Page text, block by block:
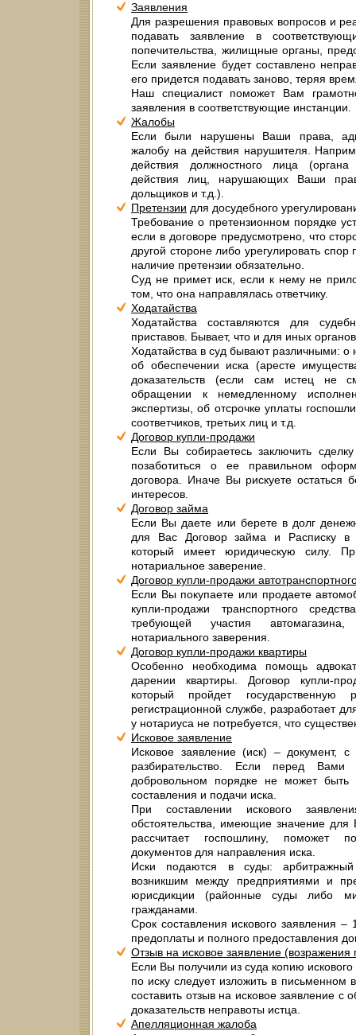
Заявления
Для разрешения правовых вопросов и
подавать заявление в
попечительства, жилищные органы,
Если заявление будет составлено
его придется подавать заново, теряя
Наш специалист поможет Вам
заявления в соответствующие инстанции.
Жалобы
Если были нарушены Ваши права,
жалобу на действия нарушителя.
действия должностного лица
действия лиц, нарушающих Ваши
дольщиков и т.д.).
Претензии для досудебного
Требование о претензионном порядке
если в договоре предусмотрено, что
другой стороне либо урегулировать
наличие претензии обязательно.
Суд не примет иск, если к нему не
том, что она направлялась ответчику.
Ходатайства
Ходатайства составляются для
приставов. Бывает, что и для иных
Ходатайства в суд бывают различными: о
об обеспечении иска (аресте
доказательств (если сам истец не
обращении к немедленному
экспертизы, об отсрочке уплаты
соответчиков, третьих лиц и т.д.
Договор купли-продажи
Если Вы собираетесь заключить
позаботиться о ее правильном
договора. Иначе Вы рискуете остаться
интересов.
Договор займа
Если Вы даете или берете в долг
для Вас Договор займа и Расписку в
который имеет юридическую силу.
нотариальное заверение.
Договор купли-продажи
Если Вы покупаете или продаете
купли-продажи транспортного
требующей участия
нотариального заверения.
Договор купли-продажи квартиры
Особенно необходима помощь
дарении квартиры. Договор купли-
который пройдет государственную
регистрационной службе, разработает
у нотариуса не потребуется, что
Исковое заявление
Исковое заявление (иск) – документ, с
разбирательство. Если перед
добровольном порядке не может
составления и подачи иска.
При составлении искового
обстоятельства, имеющие значение
рассчитает госпошлину, поможет
документов для направления иска.
Иски подаются в суды:
возникшим между предприятиями и
юрисдикции (районные суды либо
гражданами.
Срок составления искового заявления
предоплаты и полного предоставления
Отзыв на исковое заявление (возражения
Если Вы получили из суда копию
по иску следует изложить в
составить отзыв на исковое заявление с
доказательств неправоты истца.
Апелляционная жалоба